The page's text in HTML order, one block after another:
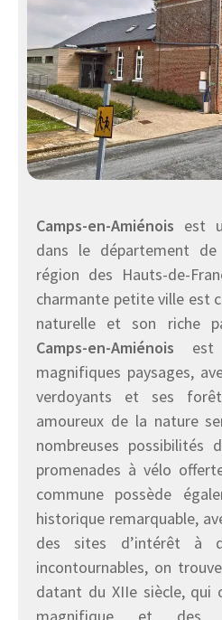
Camps-en-Amiénois est
dans le département
région des Hauts-de-
charmante petite ville est
naturelle et son riche
Camps-en-Amiénois est
magnifiques paysages,
verdoyants et ses
amoureux de la nature
nombreuses possibilités
promenades à vélo
commune possède
historique remarquable,
des sites d’intérêt à
incontournables, on
datant du XIIe siècle, qui
magnifique et des